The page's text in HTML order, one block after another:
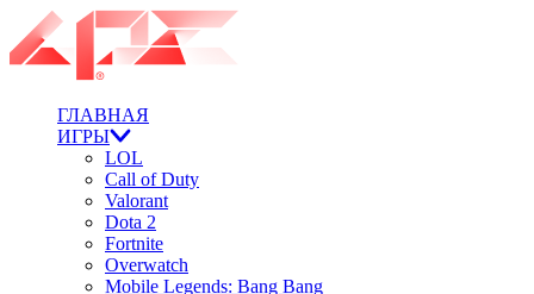
ГЛАВНАЯ
ИГРЫ
LOL
Call of Duty
Valorant
Dota 2
Fortnite
Overwatch
Mobile Legends: Bang Bang